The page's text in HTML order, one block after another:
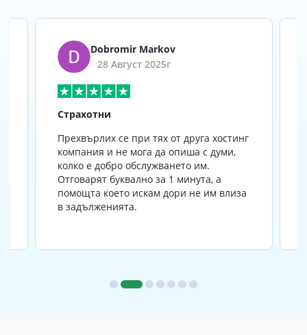
Йордан Павлов
24 юни 2021г.
Отлични професионалисти
Отлични професионалисти. Ползвам
услугите на ICDSoft Ltd над 10 години и
до сега не съм имал абсолютно никакви
проблеми с качество на услугите им
или поддръжката.